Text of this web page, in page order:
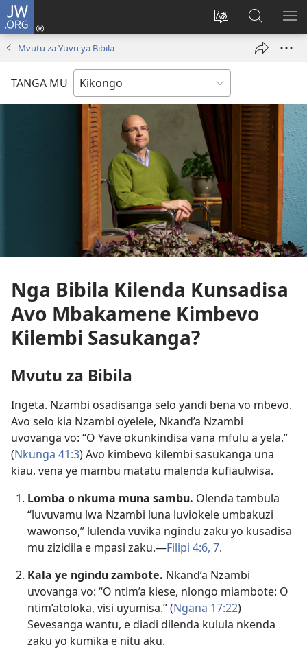
JW.ORG
Soba
nding'a
Kota
(opens
Vavulula
muna
JW.ORG
Mvutu za Yuvu ya Bibila
TANGA MU
Nga Bibila Kilenda Kunsadisa
Avo Mbakamene Kimbevo
Kilembi Sasukanga?
Mvutu za Bibila
Ingeta. Nzambi osadisanga selo yandi bena vo mbevo.
Avo selo kia Nzambi oyelele, Nkand’a Nzambi
uvovanga vo: “O Yave okunkindisa vana mfulu a yela.”
(Nkunga 41:3) Avo kimbevo kilembi sasukanga una
kiau, vena ye mambu matatu malenda kufiaulwisa.
Lomba o nkuma muna sambu. Olenda tambula
“luvuvamu lwa Nzambi luna luviokele umbakuzi
wawonso,” lulenda vuvika ngindu zaku yo kusadisa
mu zizidila e mpasi zaku.—Filipi 4:6, 7.
Kala ye ngindu zambote. Nkand’a Nzambi
uvovanga vo: “O ntim’a kiese, nlongo miambote: O
ntim’atoloka, visi uyumisa.” (Ngana 17:22)
Sevesanga wantu, e diadi dilenda kulula nkenda
zaku yo kumika e nitu aku.